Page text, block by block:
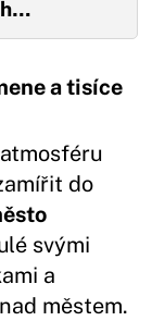
a tisíce
do
svými
a
městem.